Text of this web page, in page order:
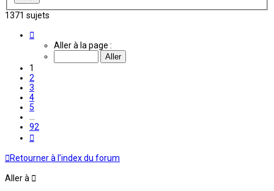
1371 sujets
Aller à la page :
1
2
3
4
5
92
Retourner à l’index du forum
Aller à